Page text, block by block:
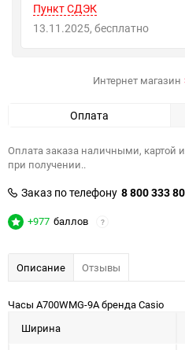
Пункт СДЭК
13.11.2025
Бесплатно
Интернет магазин
Оплата
Оплата заказа наличными, картой
при получении..
Заказ по телефону 8 800 333
+977 баллов ?
Описание Отзывы
Часы A700WMG-9A бренда Casio
Ширина